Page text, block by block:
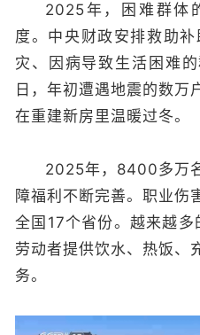
2025年，困难群体
度。中央财政安排救助
灾、因病导致生活困难
日，年初遭遇地震的数万
在重建新房里温暖过冬。
2025年，8400多万
障福利不断完善。职业伤
全国17个省份。越来越多
劳动者提供饮水、热饭、
务。